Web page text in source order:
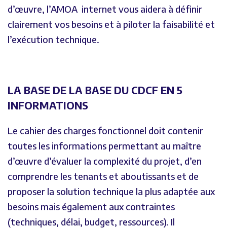
d’œuvre, l’AMOA internet vous aidera à définir
clairement vos besoins et à piloter la faisabilité et
l’exécution technique.
LA BASE DE LA BASE DU CDCF EN 5
INFORMATIONS
Le cahier des charges fonctionnel doit contenir
toutes les informations permettant au maître
d’œuvre d’évaluer la complexité du projet, d’en
comprendre les tenants et aboutissants et de
proposer la solution technique la plus adaptée aux
besoins mais également aux contraintes
(techniques, délai, budget, ressources). Il